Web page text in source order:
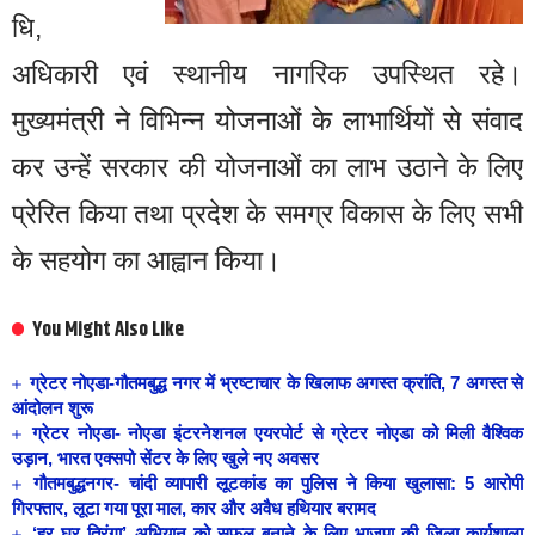
धि,
अधिकारी एवं स्थानीय नागरिक उपस्थित रहे।
मुख्यमंत्री ने विभिन्न योजनाओं के लाभार्थियों से संवाद
कर उन्हें सरकार की योजनाओं का लाभ उठाने के लिए
प्रेरित किया तथा प्रदेश के समग्र विकास के लिए सभी
के सहयोग का आह्वान किया।
You Might Also Like
ग्रेटर नोएडा-गौतमबुद्ध नगर में भ्रष्टाचार के खिलाफ अगस्त क्रांति, 7 अगस्त से
आंदोलन शुरू
ग्रेटर नोएडा- नोएडा इंटरनेशनल एयरपोर्ट से ग्रेटर नोएडा को मिली वैश्विक
उड़ान, भारत एक्सपो सेंटर के लिए खुले नए अवसर
गौतमबुद्धनगर- चांदी व्यापारी लूटकांड का पुलिस ने किया खुलासा: 5 आरोपी
गिरफ्तार, लूटा गया पूरा माल, कार और अवैध हथियार बरामद